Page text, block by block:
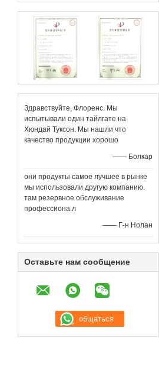
Здравствуйте, Флоренс. Мы
испытывали один тайлгате на
Хюндай Туксон. Мы нашли что
качество продукции хорошо
—— Болкар
они продукты самое лучшее в рынке
мы использовали другую компанию.
там резервное обслуживание
профессиона.л
—— Г-н Нолан
Оставьте нам сообщение